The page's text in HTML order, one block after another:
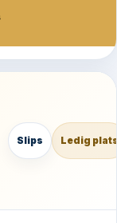
Slips Ledig